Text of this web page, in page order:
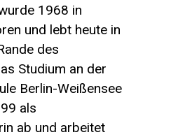
1968 in
und lebt heute in
des
Studium an der
Berlin-Weißensee
als
ab und arbeitet